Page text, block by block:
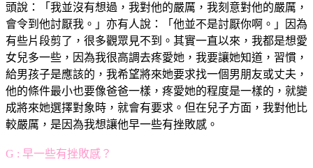
頭說：「我並沒有想過，我對他的嚴厲，我刻意對他的嚴厲，
會令到他討厭我。」亦有人說：「他並不是討厭你啊。」因為
有些片段剪了，很多觀眾見不到。其實一直以來，我都是想愛
女兒多一些，因為我很高調去疼愛她，我要讓她知道，習慣，
給男孩子是應該的，我希望將來她要求找一個男朋友或丈夫，
他的條件最小也要像爸爸一樣，疼愛她的程度是一樣的，就變
成將來她選擇對象時，就會有要求。但在兒子方面，我對他比
較嚴厲，是因為我想讓他早一些有挫敗感。
G : 早一些有挫敗感？